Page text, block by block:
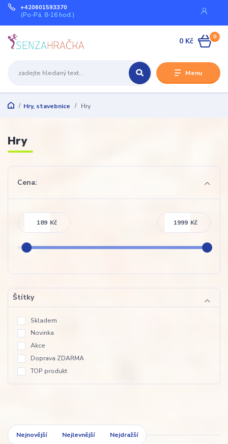
Menu
+420601593370
(Po-Pá, 8-16 hod.)
0
0 Kč
Hry, stavebnice Hry
Hry
Cena:
Kč Kč
Štítky
Skladem
Novinka
Akce
Doprava ZDARMA
TOP produkt
Nejnovější Nejlevnější Nejdražší